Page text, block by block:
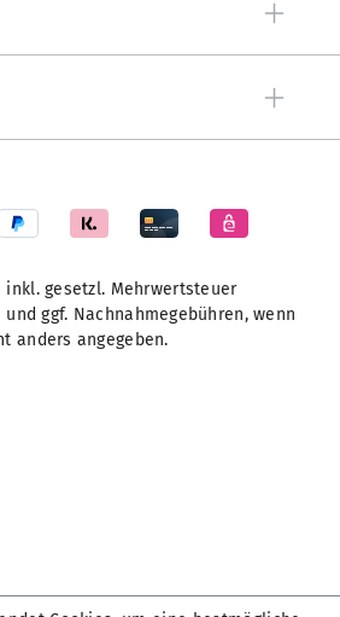
inkl. gesetzl. Mehrwertsteuer
und ggf. Nachnahmegebühren, wenn
anders angegeben.